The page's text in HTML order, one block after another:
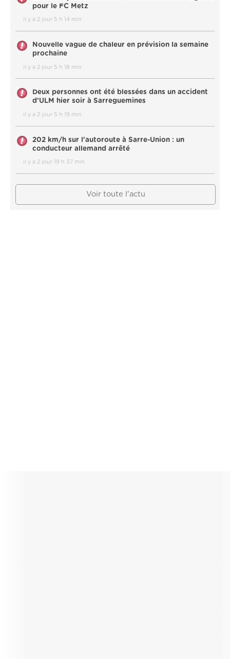
pour le FC Metz
il y a 2 jour 5 h 14 min
Nouvelle vague de chaleur en prévision la semaine
prochaine
il y a 2 jour 5 h 18 min
Deux personnes ont été blessées dans un accident
d’ULM hier soir à Sarreguemines
il y a 2 jour 5 h 19 min
202 km/h sur l'autoroute à Sarre-Union : un
conducteur allemand arrêté
il y a 2 jour 19 h 37 min
Voir toute l'actu